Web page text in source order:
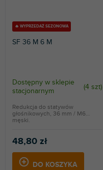
🔥 WYPRZEDAŻ SEZONOWA
SF 36 M 6 M
Dostępny w sklepie
stacjonarnym
(4 szt)
48,80 zł
DO KOSZYKA
Redukcja do statywów
głośnikowych, 36 mm / M6
męski.